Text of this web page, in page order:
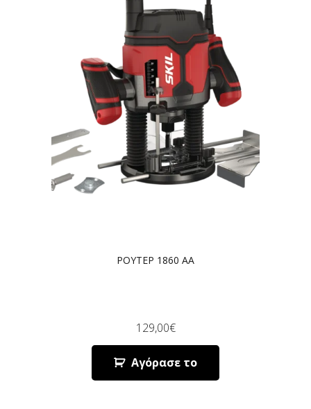
ΡΟΥΤΕΡ 1860 AA
129,00€
Αγόρασε το